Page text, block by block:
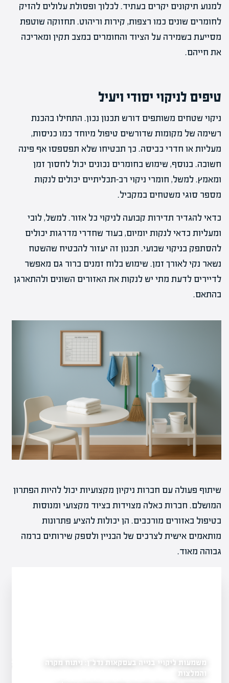
למנוע תיקונים יקרים בעתיד. לכלוך ופסולת עלולים להזיק
לחומרים שונים כמו רצפות, קירות וריהוט. תחזוקה שוטפת
מסייעת בשמירה על הציוד והחומרים במצב תקין ומאריכה
את חייהם.
טיפים לניקוי יסודי ויעיל
ניקוי שטחים משותפים דורש תכנון נכון. התחילו בהכנת
רשימה של מקומות שדורשים טיפול מיוחד כמו כניסות,
מעליות או חדרי כביסה. כך תבטיחו שלא תפספסו אף פינה
חשובה. בנוסף, שימוש בחומרים נכונים יכול לחסוך זמן
ומאמץ. למשל, חומרי ניקוי רב-תכליתיים יכולים לנקות
מספר סוגי משטחים במקביל.
כדאי להגדיר תדירות קבועה לניקוי כל אזור. למשל, לובי
ומעליות כדאי לנקות יומיום, בעוד שחדרי מדרגות יכולים
להסתפק בניקוי שבועי. תכנון זה יעזור להבטיח שהשטח
נשאר נקי לאורך זמן. שימוש בלוח זמנים ברור גם מאפשר
לדיירים לדעת מתי יש לנקות את האזורים השונים ולהתארגן
בהתאם.
שיתוף פעולה עם חברות ניקיון מקצועיות יכול להיות הפתרון
המושלם. חברות כאלה מצוידות בציוד מקצועי ומנוסות
בטיפול באזורים מורכבים. הן יכולות להציע פתרונות
מותאמים אישית לצרכים של הבניין ולספק שירותים ברמה
גבוהה מאוד.
על שוק
משמעות ליקויי בנייה בעסקאות נדל"ן: ניתוח מקרה
והמלצות
התמודדות עם שריפות